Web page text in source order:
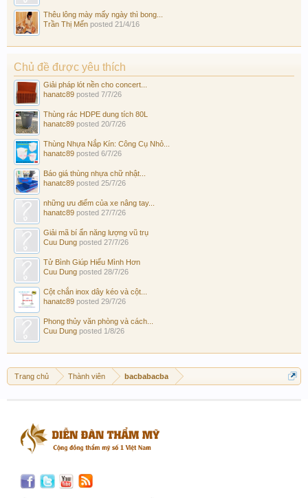
Thêu lông mày mấy ngày thì bong...
Trần Thị Mến posted 21/4/16
Chủ đề được yêu thích
Giải pháp lót nền cho concert...
hanatc89 posted 7/7/26
Thùng rác HDPE dung tích 80L
hanatc89 posted 20/7/26
Thùng Nhựa Nắp Kín: Công Cụ Nhỏ...
hanatc89 posted 6/7/26
Báo giá thùng nhựa chữ nhật...
hanatc89 posted 25/7/26
những ưu điểm của xe nâng tay...
hanatc89 posted 27/7/26
Giải mã bí ẩn năng lượng vũ trụ
Cuu Dung posted 27/7/26
Tử Bình Giúp Hiểu Mình Hơn
Cuu Dung posted 28/7/26
Cột chắn inox dây kéo và cột...
hanatc89 posted 29/7/26
Phong thủy văn phòng và cách...
Cuu Dung posted 1/8/26
Trang chủ Thành viên bacbabacba